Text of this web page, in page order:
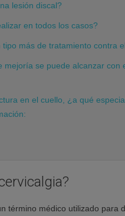
lesión discal?
en todos los casos?
tipo más de tratamiento contra
mejoría se puede alcanzar con
en el cuello, ¿a qué
término médico utilizado para